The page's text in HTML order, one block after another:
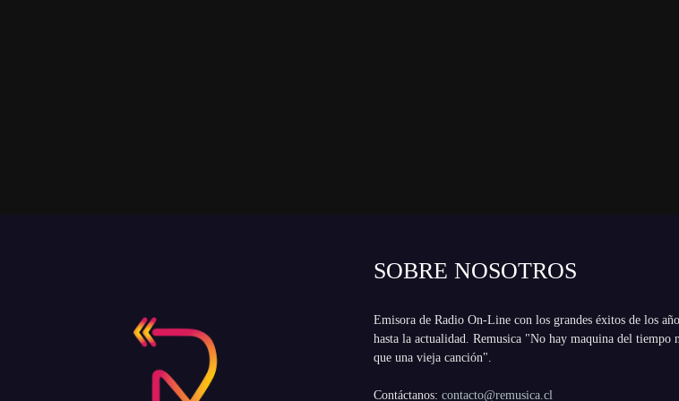
SOBRE NOSOTROS
Emisora de Radio On-Line con los grandes éxitos de los
hasta la actualidad. Remusica "No hay maquina del tiempo
que una vieja canción".
Contáctanos: contacto@remusica.cl